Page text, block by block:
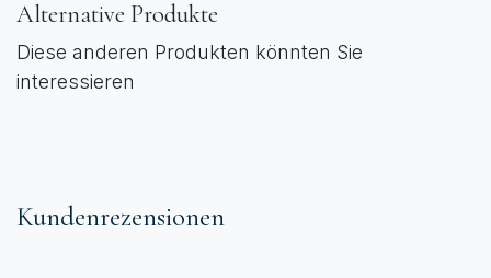
Alternative Produkte
Diese anderen Produkten könnten Sie
interessieren
Kundenrezensionen